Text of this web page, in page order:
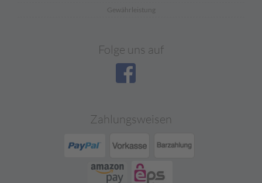
Gewährleistung
Folge uns auf
Zahlungsweisen